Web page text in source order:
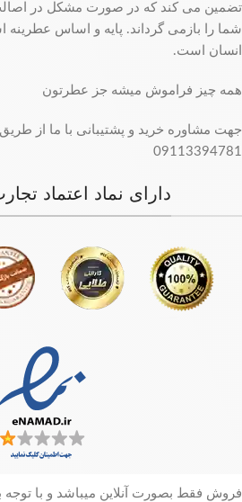
تضمین می کند که در صورت مشکل در
شما را بازمی گرداند. پایه و اساس عطرینه
انسان است.
همه چیز فراموش میشه جز عطرتون
جهت مشاوره خرید و پشتیبانی با ما از
09113394781
دارای نماد اعتماد
فروش فقط بصورت آنلاین میباشد و با